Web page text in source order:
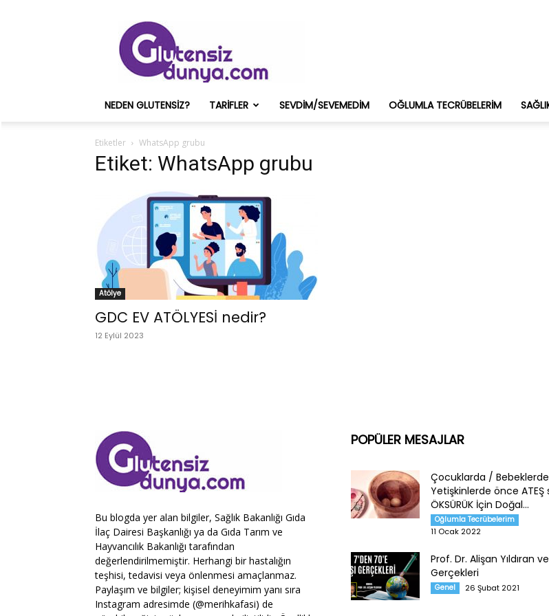
ve
Onun
Sağlık
Deneyimleri
NEDEN GLUTENSIZ? TARIFLER SEVDIM/SEVEMEDIM OĞLUMLA TECRÜBELERIM
Etiketler WhatsApp grubu
Etiket: WhatsApp grubu
Atölye
GDC EV ATÖLYESİ nedir?
12 Eylül 2023
Bu blogda yer alan bilgiler, Sağlık Bakanlığı Gıda
İlaç Dairesi Başkanlığı ya da Gıda Tarım ve
Hayvancılık Bakanlığı tarafından
değerlendirilmemiştir. Herhangi bir hastalığın
teşhisi, tedavisi veya önlenmesi amaçlanmaz.
Paylaşım ve bilgiler; kişisel deneyimim yanı sıra
Instagram adresimde (@merihkafasi) de
POPÜLER MESAJLAR
Çocuklarda /
Yetişkinlerde önce ATEŞ
ÖKSÜRÜK İçin Doğal...
Oğlumla Tecrübelerim
11 Ocak 2022
Prof. Dr. Alişan Yıldıran ve
Gerçekleri
Genel 26 Şubat 2021